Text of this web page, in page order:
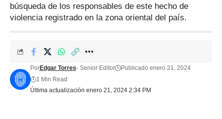
búsqueda de los responsables de este hecho de
violencia registrado en la zona oriental del país.
Última actualización enero 21, 2024 2:34 PM
PorEdgar Torres- Senior Editor
Publicado enero 21, 2024
1 Min Read